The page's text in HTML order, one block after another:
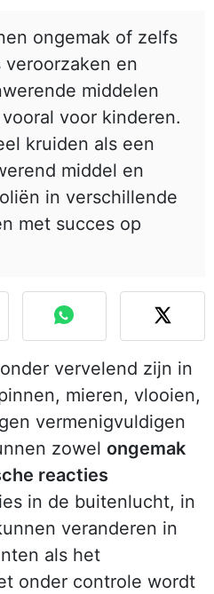
ongemak of zelfs
en
middelen
voor kinderen.
kruiden als een
middel en
in verschillende
met succes op
vervelend zijn in
mieren, vlooien,
vermenigvuldigen
zowel ongemak
reacties
in de buitenlucht, in
veranderen in
als het
onder controle wordt